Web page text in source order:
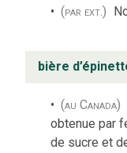
(par ext.)
bière
(au Canada)
obtenue par
de sucre et